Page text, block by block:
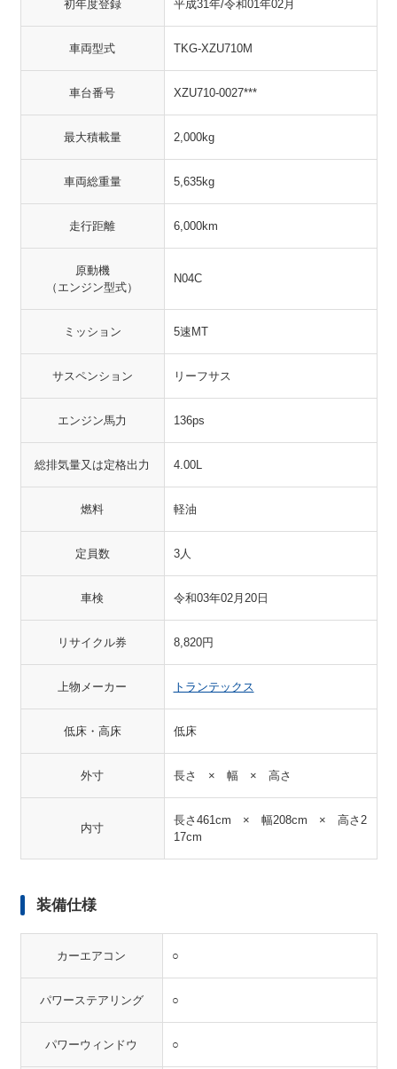
初年度登録 平成31年/令和01年02月
車両型式 TKG-XZU710M
車台番号 XZU710-0027***
最大積載量 2,000kg
車両総重量 5,635kg
走行距離 6,000km
原動機
（エンジン型式）
N04C
ミッション 5速MT
サスペンション リーフサス
エンジン馬力 136ps
総排気量又は定格出力 4.00L
燃料 軽油
定員数 3人
車検 令和03年02月20日
リサイクル券 8,820円
上物メーカー トランテックス
低床・高床 低床
外寸 長さ × 幅 × 高さ
内寸
長さ461cm × 幅208cm × 高さ2
17cm
装備仕様
カーエアコン ○
パワーステアリング ○
パワーウィンドウ ○